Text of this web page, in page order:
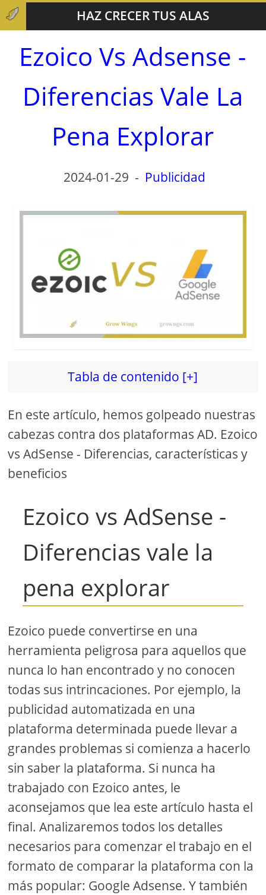
HAZ CRECER TUS ALAS
Ezoico Vs Adsense -
Diferencias Vale La
Pena Explorar
2024-01-29 - Publicidad
Tabla de contenido [+]
En este artículo, hemos golpeado nuestras
cabezas contra dos plataformas AD. Ezoico
vs AdSense - Diferencias, características y
beneficios
Ezoico vs AdSense -
Diferencias vale la
pena explorar
Ezoico puede convertirse en una
herramienta peligrosa para aquellos que
nunca lo han encontrado y no conocen
todas sus intrincaciones. Por ejemplo, la
publicidad automatizada en una
plataforma determinada puede llevar a
grandes problemas si comienza a hacerlo
sin saber la plataforma. Si nunca ha
trabajado con Ezoico antes, le
aconsejamos que lea este artículo hasta el
final. Analizaremos todos los detalles
necesarios para comenzar el trabajo en el
formato de comparar la plataforma con la
más popular: Google Adsense. Y también